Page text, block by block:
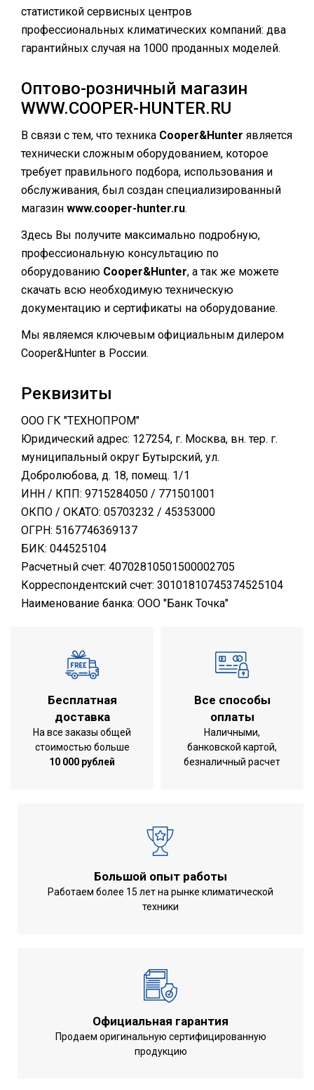
статистикой сервисных центров
профессиональных климатических компаний: два
гарантийных случая на 1000 проданных моделей.
Оптово-розничный магазин
WWW.COOPER-HUNTER.RU
В связи с тем, что техника Cooper&Hunter является
технически сложным оборудованием, которое
требует правильного подбора, использования и
обслуживания, был создан специализированный
магазин www.cooper-hunter.ru.
Здесь Вы получите максимально подробную,
профессиональную консультацию по
оборудованию Cooper&Hunter, а так же можете
скачать всю необходимую техническую
документацию и сертификаты на оборудование.
Мы являемся ключевым официальным дилером
Cooper&Hunter в России.
Реквизиты
ООО ГК "ТЕХНОПРОМ"
Юридический адрес: 127254, г. Москва, вн. тер. г.
муниципальный округ Бутырский, ул.
Добролюбова, д. 18, помещ. 1/1
ИНН / КПП: 9715284050 / 771501001
ОКПО / ОКАТО: 05703232 / 45353000
ОГРН: 5167746369137
БИК: 044525104
Расчетный счет: 40702810501500002705
Корреспондентский счет: 30101810745374525104
Наименование банка: ООО "Банк Точка"
Бесплатная
доставка
На все заказы общей
стоимостью больше
10 000 рублей
Все способы
оплаты
Наличными,
банковской картой,
безналичный расчет
Большой опыт работы
Работаем более 15 лет на рынке климатической
техники
Официальная гарантия
Продаем оригинальную сертифицированную
продукцию